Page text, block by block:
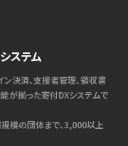
ステム
ン決済、支援者管理、領収書
が揃った寄付DXシステムで
模の団体まで、3,000以上